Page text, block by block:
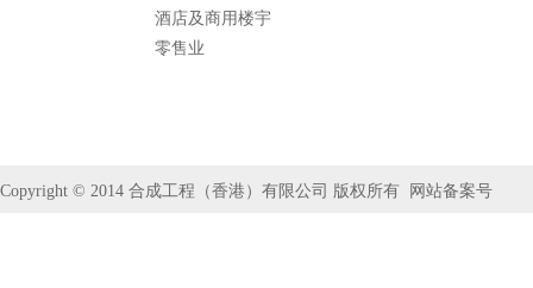
酒店及商用楼宇
零售业
Copyright © 2014 合成工程（香港）有限公司 版权所有 网站备案号